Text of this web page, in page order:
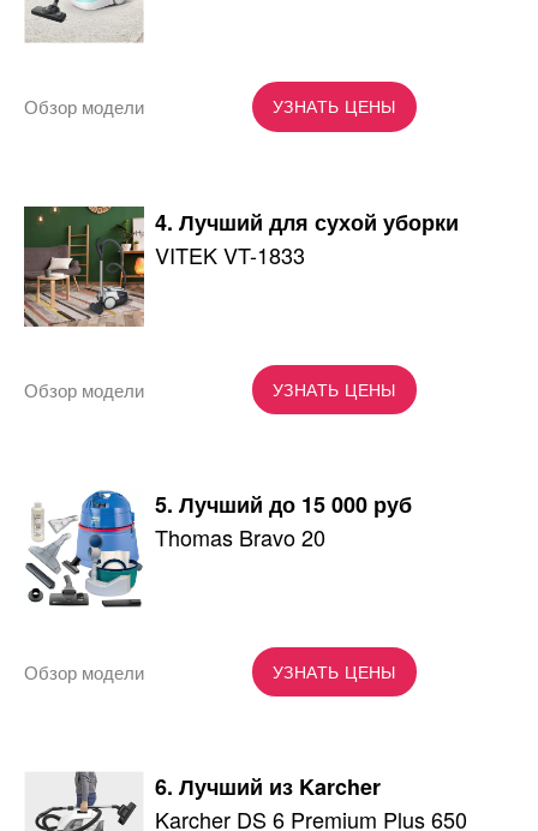
УЗНАТЬ ЦЕНЫ
Обзор модели
4. Лучший для сухой уборки
VITEK VT-1833
УЗНАТЬ ЦЕНЫ
Обзор модели
5. Лучший до 15 000 руб
Thomas Bravo 20
УЗНАТЬ ЦЕНЫ
Обзор модели
6. Лучший из Karcher
Karcher DS 6 Premium Plus 650